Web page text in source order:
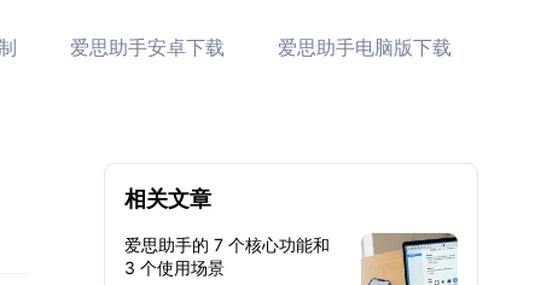
爱思助手安卓下载 爱思助手电脑版下载
相关文章
爱思助手的 7 个核心功能和
3 个使用场景